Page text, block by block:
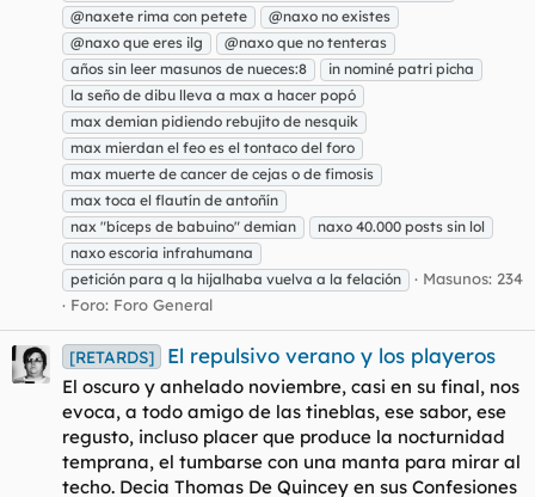
@naxete rima con petete
@naxo no existes
@naxo que eres ilg
@naxo que no tenteras
años sin leer masunos de nueces:8
in nominé patri picha
la seño de dibu lleva a max a hacer popó
max demian pidiendo rebujito de nesquik
max mierdan el feo es el tontaco del foro
max muerte de cancer de cejas o de fimosis
max toca el flautín de antoñín
nax "bíceps de babuino" demian
naxo 40.000 posts sin lol
naxo escoria infrahumana
petición para q la hijalhaba vuelva a la felación
Masunos: 234
Foro: Foro General
[RETARDS] El repulsivo verano y los playeros
El oscuro y anhelado noviembre, casi en su final, nos
evoca, a todo amigo de las tineblas, ese sabor, ese
regusto, incluso placer que produce la nocturnidad
temprana, el tumbarse con una manta para mirar al
techo. Decia Thomas De Quincey en sus Confesiones